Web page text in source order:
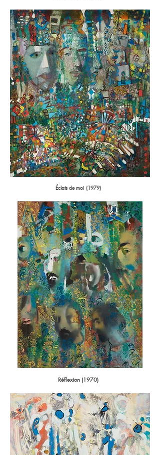
Éclats de moi (1979)
Réflexion (1970)